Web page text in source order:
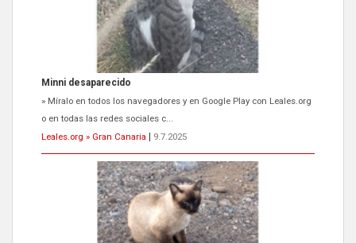
Minni desaparecido
» Míralo en todos los navegadores y en Google Play con Leales.org
o en todas las redes sociales c...
Leales.org » Gran Canaria
9.7.2025